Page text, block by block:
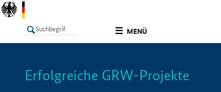
MENÜ
LISTE Info
Erfolgreiche GRW-Projekte